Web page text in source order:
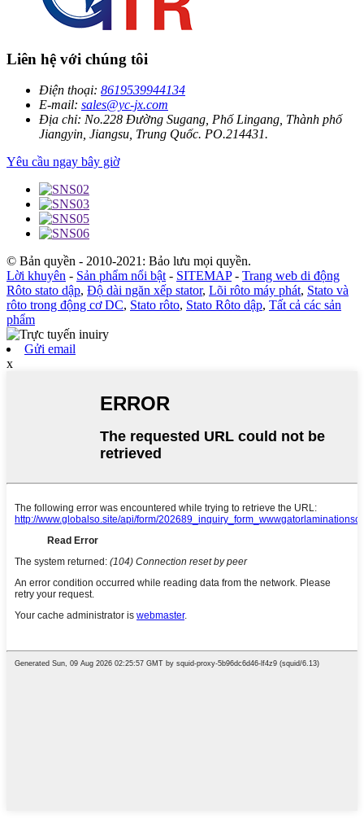
Liên hệ với chúng tôi
Điện thoại: 8619539944134
E-mail: sales@yc-jx.com
Địa chỉ: No.228 Đường Sugang, Phố Lingang, Thành phố
Jiangyin, Jiangsu, Trung Quốc. PO.214431.
Yêu cầu ngay bây giờ
© Bản quyền - 2010-2021: Bảo lưu mọi quyền.
Lời khuyên - Sản phẩm nổi bật - SITEMAP- Trang web di động
Rôto stato dập, Độ dài ngăn xếp stator, Lõi rôto máy phát, Stato và
rôto trong động cơ DC, Stato rôto, Stato Rôto dập, Tất cả các sản
phẩm
Gửi email
x